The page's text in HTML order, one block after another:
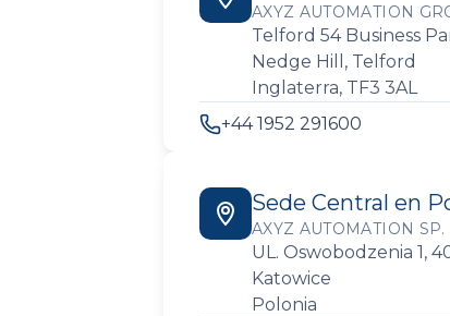
AXYZ AUTOMATION
Telford 54 Business
Nedge Hill, Telford
Inglaterra, TF3 3AL
+44 1952 291600
Sede Central en
AXYZ AUTOMATION SP.
UL. Oswobodzenia 1,
Katowice
Polonia